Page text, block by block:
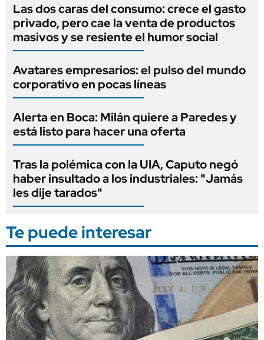
Las dos caras del consumo: crece el gasto
privado, pero cae la venta de productos
masivos y se resiente el humor social
Avatares empresarios: el pulso del mundo
corporativo en pocas líneas
Alerta en Boca: Milán quiere a Paredes y
está listo para hacer una oferta
Tras la polémica con la UIA, Caputo negó
haber insultado a los industriales: "Jamás
les dije tarados"
Te puede interesar